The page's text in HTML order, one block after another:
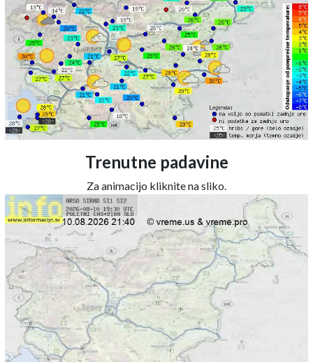
Trenutne padavine
Za animacijo kliknite na sliko.